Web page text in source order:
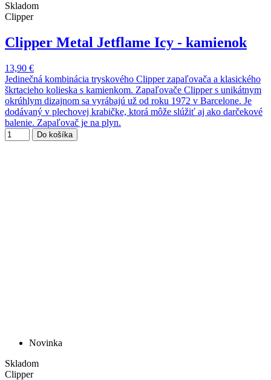
Skladom
Clipper
Clipper Metal Jetflame Icy - kamienok
13,90 €
Jedinečná kombinácia tryskového Clipper zapaľovača a klasického
škrtacieho kolieska s kamienkom. Zapaľovače Clipper s unikátnym
okrúhlym dizajnom sa vyrábajú už od roku 1972 v Barcelone. Je
dodávaný v plechovej krabičke, ktorá môže slúžiť aj ako darčekové
balenie. Zapaľovač je na plyn.
Do košíka
Novinka
Skladom
Clipper